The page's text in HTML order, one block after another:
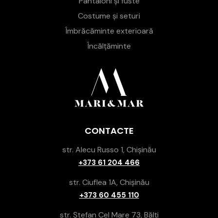
Costume și seturi
Îmbrăcăminte exterioară
Încălțăminte
CONTACTE
str. Alecu Russo 1, Chișinău
+373 61 204 466
str. Ciuflea 1A, Chișinău
+373 60 455 110
str. Ștefan Cel Mare 73, Bălți